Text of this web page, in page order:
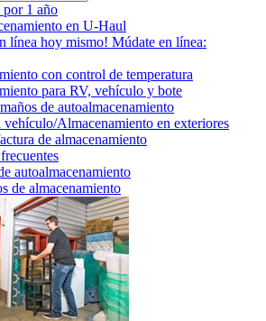
1 año
en U-Haul
línea hoy mismo! Múdate en línea:
con control de temperatura
para RV, vehículo y bote
de autoalmacenamiento
vehículo/Almacenamiento en exteriores
de almacenamiento
autoalmacenamiento
de almacenamiento